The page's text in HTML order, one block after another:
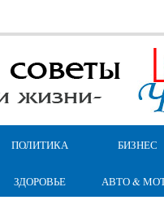
ПОЛИТИКА БИЗНЕС
ЗДОРОВЬЕ АВТО &